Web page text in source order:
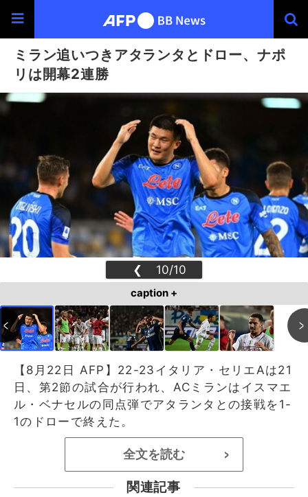
ミラン追いつきアタランタとドロー、ナポ
リは開幕2連勝
❮
10/10
❯
caption +
【8月22日 AFP】22-23イタリア・セリエAは21
日、第2節の試合が行われ、ACミランはイスマエ
ル・ベナセルの同点弾でアタランタとの接戦を1-
1のドローで終えた。
全文を読む >
関連記事